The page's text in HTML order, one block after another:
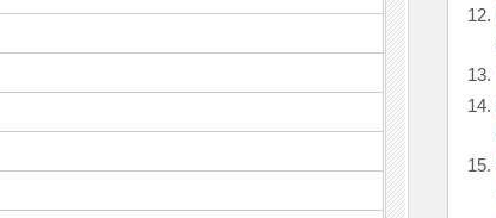
12.
13.
14.
15.